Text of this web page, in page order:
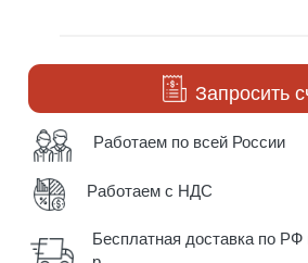
Запросить
Работаем по всей России
Работаем с НДС
Бесплатная доставка по РФ